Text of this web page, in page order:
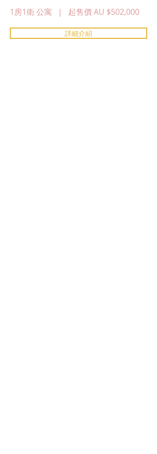
1房1衛 公寓 | 起售價 AU $502,000
詳細介紹